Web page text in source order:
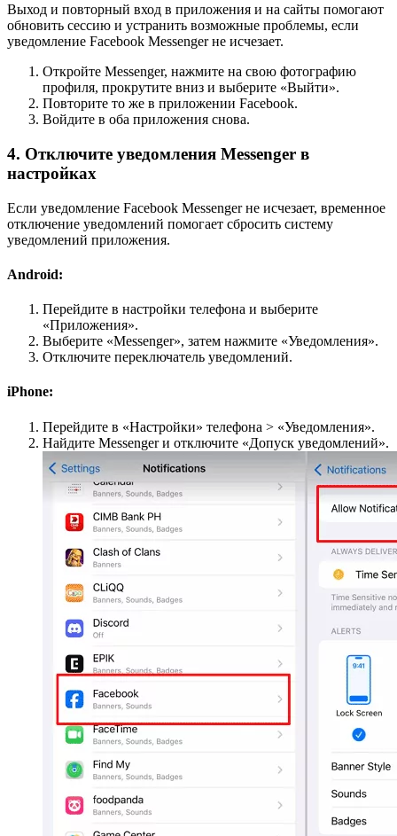
Выход и повторный вход в приложения и на сайты помогают
обновить сессию и устранить возможные проблемы, если
уведомление Facebook Messenger не исчезает.
Откройте Messenger, нажмите на свою фотографию
профиля, прокрутите вниз и выберите «Выйти».
Повторите то же в приложении Facebook.
Войдите в оба приложения снова.
4. Отключите уведомления Messenger в
настройках
Если уведомление Facebook Messenger не исчезает, временное
отключение уведомлений помогает сбросить систему
уведомлений приложения.
Android:
Перейдите в настройки телефона и выберите
«Приложения».
Выберите «Messenger», затем нажмите «Уведомления».
Отключите переключатель уведомлений.
iPhone:
Перейдите в «Настройки» телефона > «Уведомления».
Найдите Messenger и отключите «Допуск уведомлений».